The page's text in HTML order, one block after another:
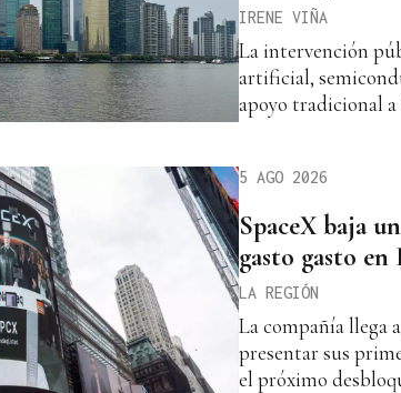
IRENE VIÑA
La intervención
artificial,
apoyo tradicional a
5 AGO 2026
SpaceX baja
gasto gasto en
LA REGIÓN
La compañía llega
presentar sus
el próximo